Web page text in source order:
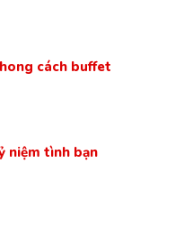
cách buffet
niệm tình bạn